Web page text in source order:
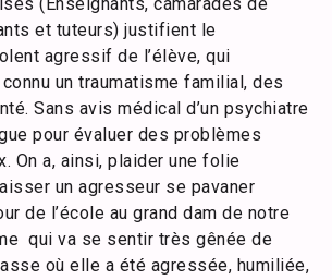
et tuteurs) justifient le
agressif de l’élève, qui
un traumatisme familial, des
Sans avis médical d’un psychiatre
pour évaluer des problèmes
On a, ainsi, plaider une folie
un agresseur se pavaner
de l’école au grand dam de notre
qui va se sentir très gênée de
où elle a été agressée, humiliée,